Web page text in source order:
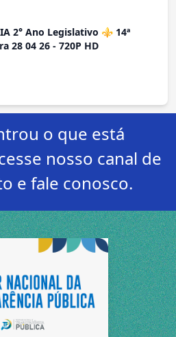
2° Ano Legislativo ⚜️ 14ª
Legislatura Terça feira 28 04 26 - 720P HD
o que está
nosso canal de
e fale conosco.